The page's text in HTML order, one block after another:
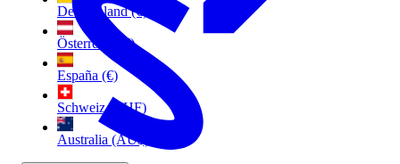
Deutschland (€)
Österreich (€)
España (€)
Schweiz (CHF)
Australia (AU$)